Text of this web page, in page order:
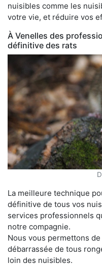
nuisibles comme les
votre vie, et réduire vos
À Venelles des
définitive des rats
La meilleure technique
définitive de tous vos
services professionnels
notre compagnie.
Nous vous permettons
débarrassée de tous
loin des nuisibles.